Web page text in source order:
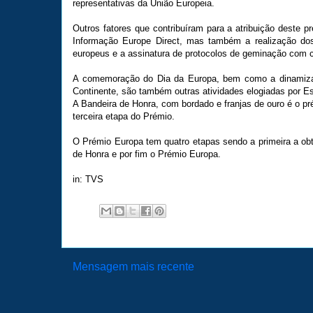
representativas da União Europeia.
Outros fatores que contribuíram para a atribuição deste
Informação Europe Direct, mas também a realização
europeus e a assinatura de protocolos de geminação
A comemoração do Dia da Europa, bem como a
Continente, são também outras atividades elogiadas por
A Bandeira de Honra, com bordado e franjas de ouro é o
terceira etapa do Prémio.
O Prémio Europa tem quatro etapas sendo a primeira a
de Honra e por fim o Prémio Europa.
in: TVS
Mensagem mais recente